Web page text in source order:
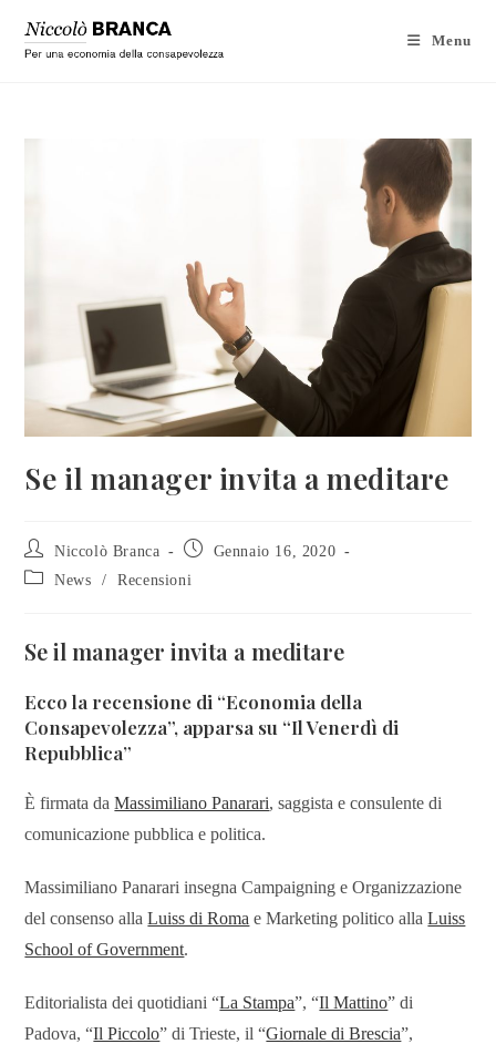
Menu
Se il manager invita a meditare
Niccolò Branca
Gennaio 16, 2020
News
/ Recensioni
Se il manager invita a meditare
Ecco la recensione di “Economia della
Consapevolezza”, apparsa su “Il Venerdì di
Repubblica”
È firmata daMassimiliano Panarari, saggista e consulente di
comunicazione pubblica e politica.
Massimiliano Panarari insegna Campaigning e Organizzazione
del consenso allaLuiss di Roma e Marketing politico allaLuiss
School of Government.
Editorialista dei quotidiani “La Stampa”, “Il Mattino” di
Padova, “Il Piccolo” di Trieste, il “Giornale di Brescia”,